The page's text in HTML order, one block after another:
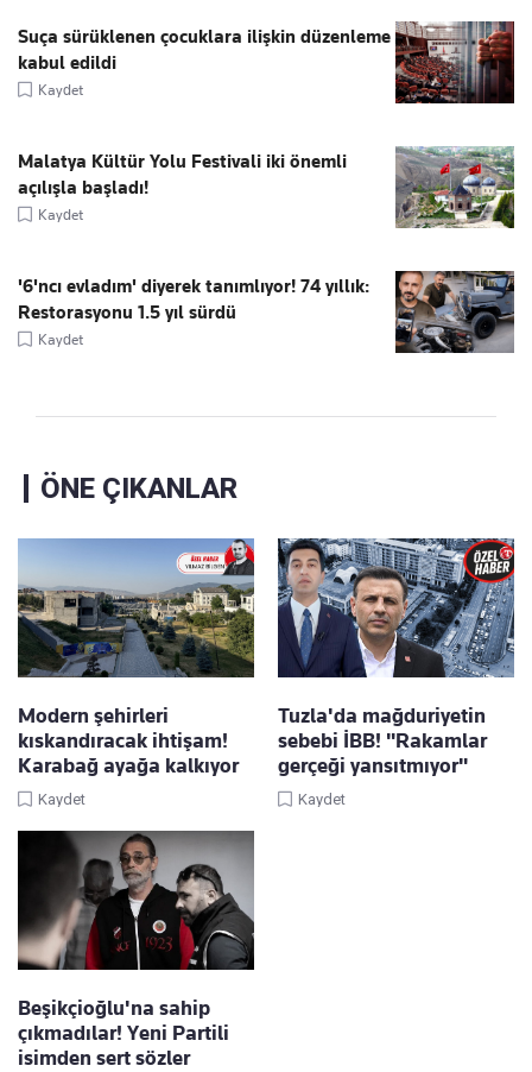
Suça sürüklenen çocuklara ilişkin düzenleme
kabul edildi
Kaydet
Malatya Kültür Yolu Festivali iki önemli
açılışla başladı!
Kaydet
'6'ncı evladım' diyerek tanımlıyor! 74 yıllık:
Restorasyonu 1.5 yıl sürdü
Kaydet
ÖNE ÇIKANLAR
Modern şehirleri
kıskandıracak ihtişam!
Karabağ ayağa kalkıyor
Kaydet
Tuzla'da mağduriyetin
sebebi İBB! "Rakamlar
gerçeği yansıtmıyor"
Kaydet
Beşikçioğlu'na sahip
çıkmadılar! Yeni Partili
isimden sert sözler